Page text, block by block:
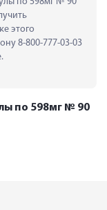
этого
8-800-777-03-03
по 598мг № 90